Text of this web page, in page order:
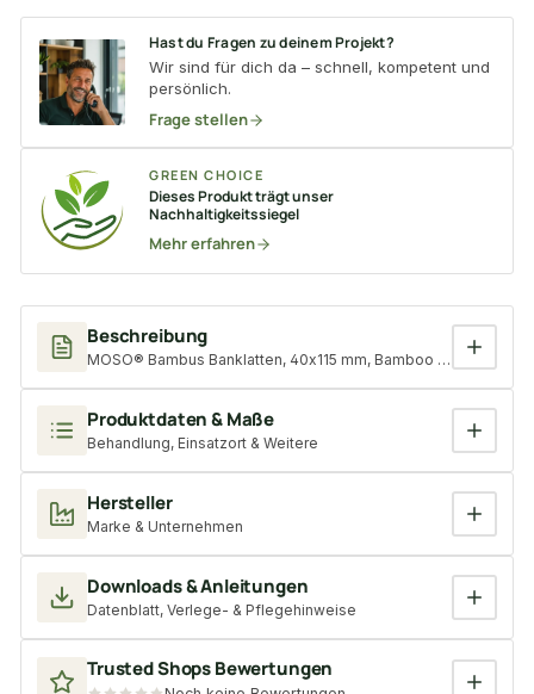
Beschreibung
MOSO® Bambus Banklatten, 40x115 mm, Bamboo X-treme®,
Produktdaten & Maße
Behandlung, Einsatzort & Weitere
Hersteller
Marke & Unternehmen
Downloads & Anleitungen
Datenblatt, Verlege- & Pflegehinweise
Trusted Shops Bewertungen
Hast du Fragen zu deinem Projekt?
Wir sind für dich da – schnell, kompetent und
persönlich.
Frage stellen
GREEN CHOICE
Dieses Produkt trägt unser
Nachhaltigkeitssiegel
Mehr erfahren